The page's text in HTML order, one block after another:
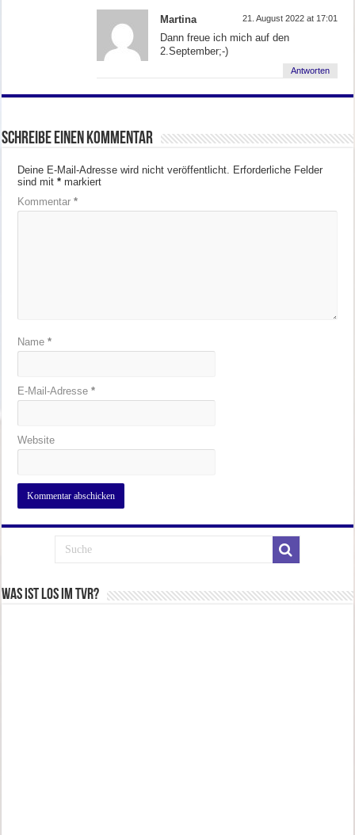
Martina 21. August 2022 at 17:01
Dann freue ich mich auf den
2.September;-)
Antworten
Schreibe einen Kommentar
Deine E-Mail-Adresse wird nicht veröffentlicht. Erforderliche Felder
sind mit* markiert
Kommentar*
Name*
E-Mail-Adresse*
Website
Was ist los im TVR?